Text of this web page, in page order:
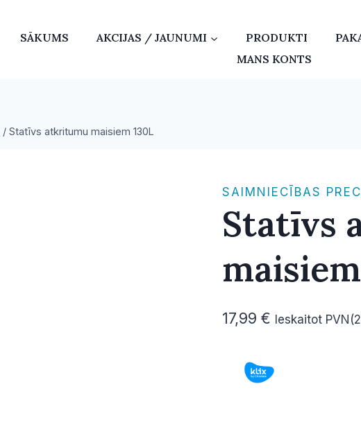
SĀKUMS
AKCIJAS / JAUNUMI PRODUKTI
MANS KONTS
/ Statīvs atkritumu maisiem 130L
SAIMNIECĪBAS
Statīvs
17,99 € Ieskaitot